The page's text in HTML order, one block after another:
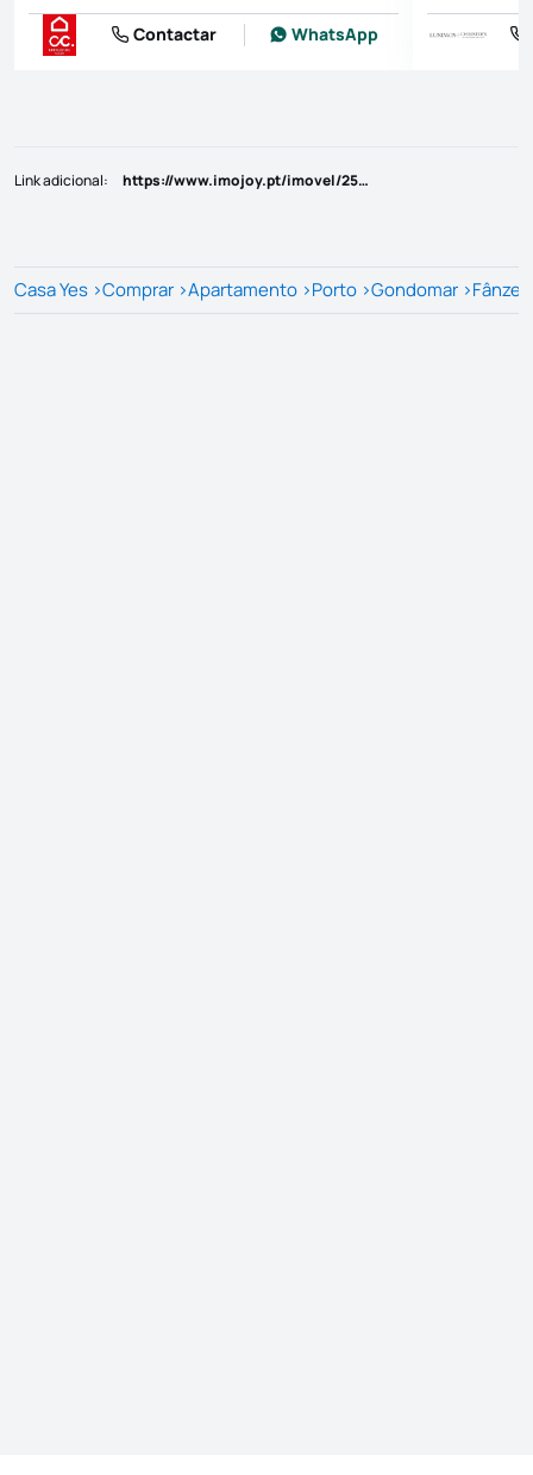
Contactar WhatsApp
Link adicional: https://www.imojoy.pt/imovel/25805115
Casa Yes >Comprar >Apartamento >Porto >Gondomar >